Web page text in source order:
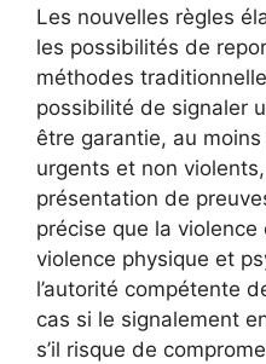
Les nouvelles règles
les possibilités de
méthodes
possibilité de signaler
être garantie, au
urgents et non
présentation de
précise que la
violence physique et
l’autorité compétente
cas si le signalement
s’il risque de